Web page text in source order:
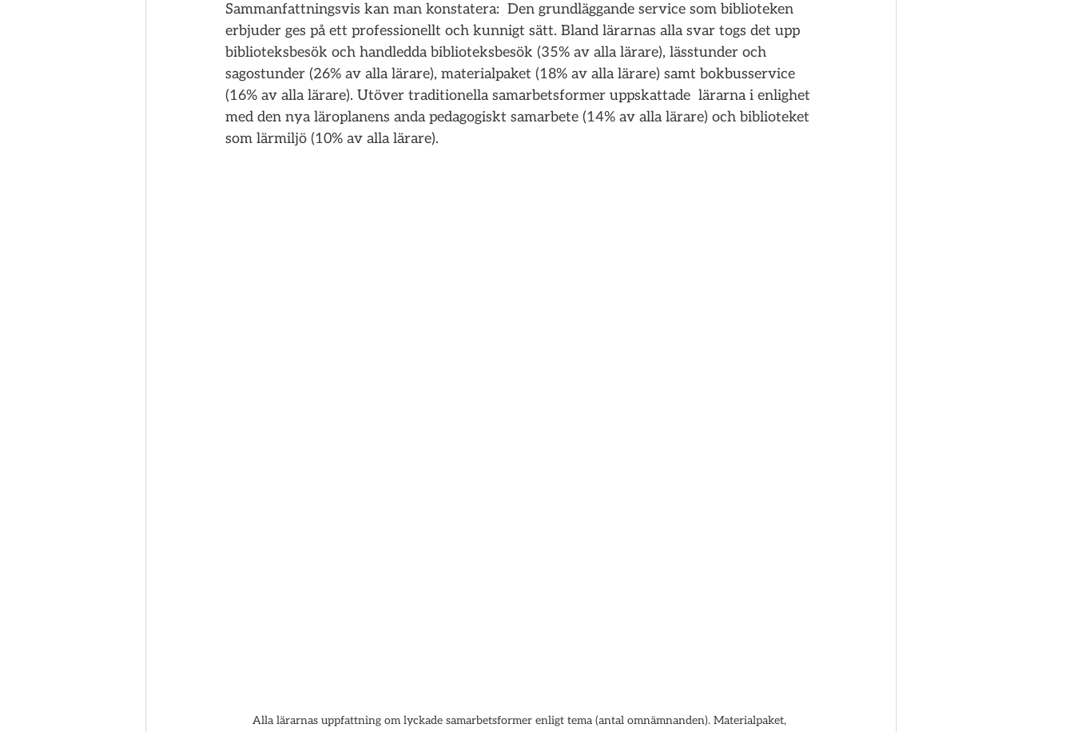
Sammanfattningsvis kan man konstatera:  Den grundläggande service som biblioteken
erbjuder ges på ett professionellt och kunnigt sätt. Bland lärarnas alla svar togs det upp
biblioteksbesök och handledda biblioteksbesök (35% av alla lärare), lässtunder och
sagostunder (26% av alla lärare), materialpaket (18% av alla lärare) samt bokbusservice
(16% av alla lärare). Utöver traditionella samarbetsformer uppskattade  lärarna i enlighet
med den nya läroplanens anda pedagogiskt samarbete (14% av alla lärare) och biblioteket
som lärmiljö (10% av alla lärare).
Alla lärarnas uppfattning om lyckade samarbetsformer enligt tema (antal omnämnanden). Materialpaket,